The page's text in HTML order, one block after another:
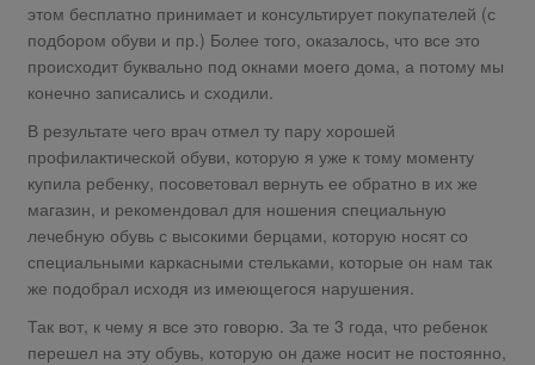
этом бесплатно принимает и консультирует покупателей (с
подбором обуви и пр.) Более того, оказалось, что все это
происходит буквально под окнами моего дома, а потому мы
конечно записались и сходили.
В результате чего врач отмел ту пару хорошей
профилактической обуви, которую я уже к тому моменту
купила ребенку, посоветовал вернуть ее обратно в их же
магазин, и рекомендовал для ношения специальную
лечебную обувь с высокими берцами, которую носят со
специальными каркасными стельками, которые он нам так
же подобрал исходя из имеющегося нарушения.
Так вот, к чему я все это говорю. За те 3 года, что ребенок
перешел на эту обувь, которую он даже носит не постоянно,